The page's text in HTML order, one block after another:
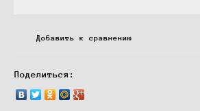
Добавить к сравнению
Поделиться: